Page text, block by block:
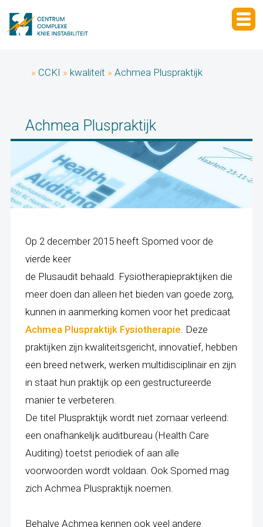
» CCKI » kwaliteit » Achmea Pluspraktijk
Achmea Pluspraktijk
Op 2 december 2015 heeft Spomed voor de
vierde keer
de Plusaudit behaald. Fysiotherapiepraktijken die
meer doen dan alleen het bieden van goede zorg,
kunnen in aanmerking komen voor het predicaat
Achmea Pluspraktijk Fysiotherapie . Deze
praktijken zijn kwaliteitsgericht, innovatief, hebben
een breed netwerk, werken multidisciplinair en zijn
in staat hun praktijk op een gestructureerde
manier te verbeteren.
De titel Pluspraktijk wordt niet zomaar verleend:
een onafhankelijk auditbureau (Health Care
Auditing) toetst periodiek of aan alle
voorwoorden wordt voldaan. Ook Spomed mag
zich Achmea Pluspraktijk noemen.
Behalve Achmea kennen ook veel andere